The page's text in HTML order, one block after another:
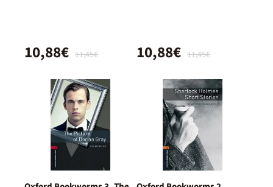
11,45€
10,88€ 11,45€
10,88€